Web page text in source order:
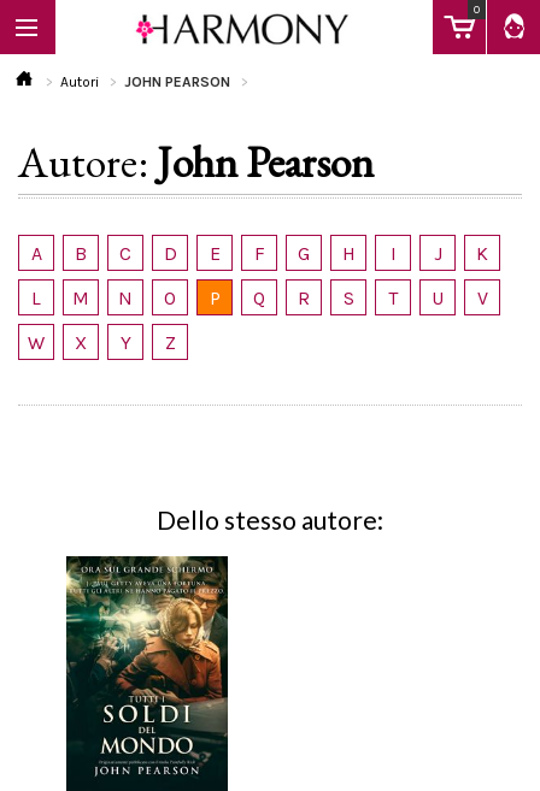
0
EBOOK
LIBRI
Calendario
Autori JOHN PEARSON
Autore: John Pearson
A B C D E F G H I J
K
L
M N O P Q R S T U
V
W
X Y Z
Dello stesso autore: